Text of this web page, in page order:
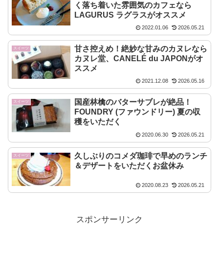
く落ち着いた雰囲気のカフェなら
LAGURUS ラグラスがオススメ
2022.01.06 2026.05.21
スイーツ
甘さ控えめ！絶妙な甘みのカヌレなら
カヌレ堂、CANELÉ du JAPONがオ
ススメ
2021.12.08 2026.05.16
スイーツ
国産林檎のバターサブレが絶品！
FOUNDRY (ファウンドリー) 夏の収
穫をいただく
2020.06.30 2026.05.21
スイーツ
久しぶりのコメダ珈琲で早めのランチ
＆デザートをいただくお盆休み
2020.08.23 2026.05.21
スポンサーリンク